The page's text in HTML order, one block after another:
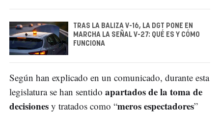
TRAS LA BALIZA V-16, LA DGT PONE EN
MARCHA LA SEÑAL V-27: QUÉ ES Y CÓMO
FUNCIONA
Según han explicado en un comunicado, durante esta
legislatura se han sentido apartados de la toma de
decisiones y tratados como “meros espectadores”